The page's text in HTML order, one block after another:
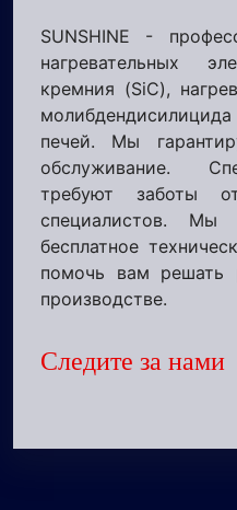
SUNSHINE -
нагревательных
кремния (SiC),
печей. Мы
обслуживание.
требуют заботы
специалистов. Мы
бесплатное
помочь вам решать
производстве.
Следите за нами